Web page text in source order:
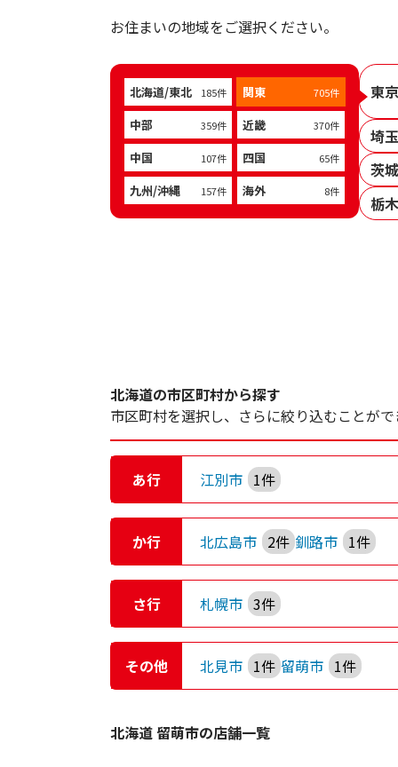
お住まいの地域をご選択ください。
北海道/東北 185件 関東 705件
中部 359件 近畿 370件
中国 107件 四国 65件
九州/沖縄 157件 海外 8件
東
埼
茨
栃
北海道の市区町村から探す
市区町村を選択し、さらに絞り込むことが
あ行 江別市 1件
か行 北広島市 2件 釧路市 1件
さ行 札幌市 3件
その他 北見市 1件 留萌市 1件
北海道 留萌市の店舗一覧